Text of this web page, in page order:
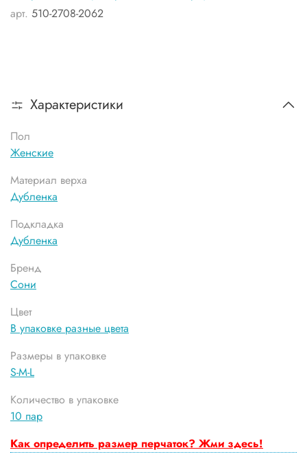
арт. 510-2708-2062
Характеристики
Пол
Женские
Материал верха
Дубленка
Подкладка
Дубленка
Бренд
Сони
Цвет
В упаковке разные цвета
Размеры в упаковке
S-M-L
Количество в упаковке
10 пар
Как определить размер перчаток? Жми здесь!